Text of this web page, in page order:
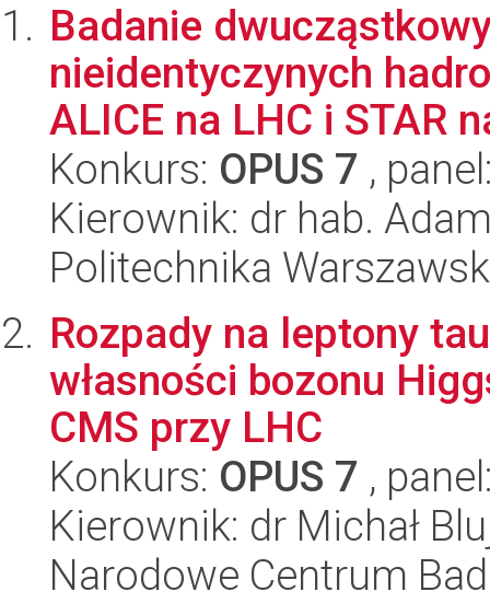
Badanie
nieidentyczynych
ALICE na LHC i STAR
Konkurs: OPUS 7 ,
Kierownik: dr hab.
Politechnika
Rozpady na leptony
własności bozonu
CMS przy LHC
Konkurs: OPUS 7 ,
Kierownik: dr Michał
Narodowe Centrum